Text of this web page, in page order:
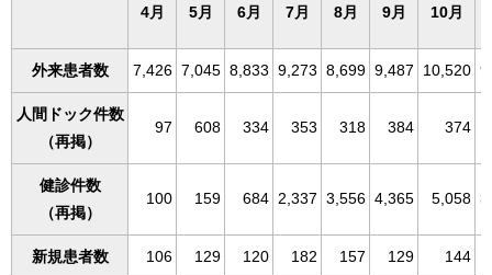
4月 5月 6月 7月 8月 9月 10月
外来患者数 7,426 7,045 8,833 9,273 8,699 9,487 10,520
人間ドック件数
（再掲）
97 608 334 353 318 384 374
健診件数
（再掲）
100 159 684 2,337 3,556 4,365 5,058
新規患者数 106 129 120 182 157 129 144